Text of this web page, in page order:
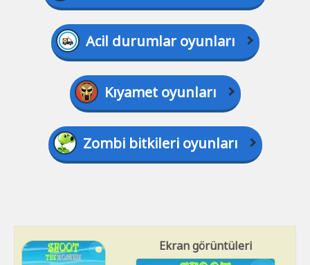
Acil durumlar oyunları
Kıyamet oyunları
Zombi bitkileri oyunları
Ekran görüntüleri